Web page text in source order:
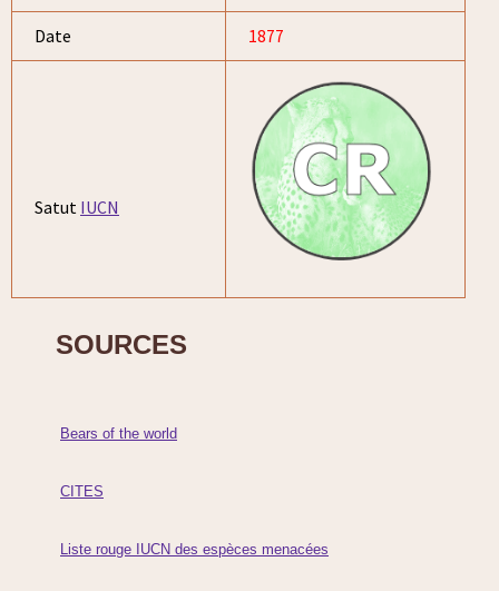
Date 1877
Satut IUCN
SOURCES
Bears of the world
CITES
Liste rouge IUCN des espèces menacées